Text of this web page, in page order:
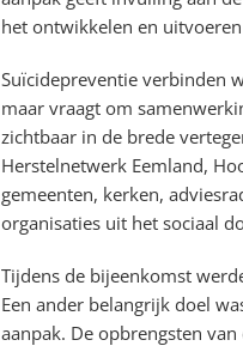
het ontwikkelen en
Suïcidepreventie verbinden
maar vraagt om
zichtbaar in de brede
Herstelnetwerk Eemland,
gemeenten, kerken,
organisaties uit het sociaal
Tijdens de bijeenkomst
Een ander belangrijk doel
aanpak. De opbrengsten